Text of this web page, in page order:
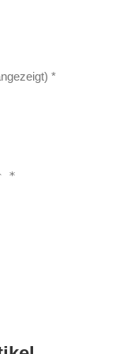
Berlins neues
am